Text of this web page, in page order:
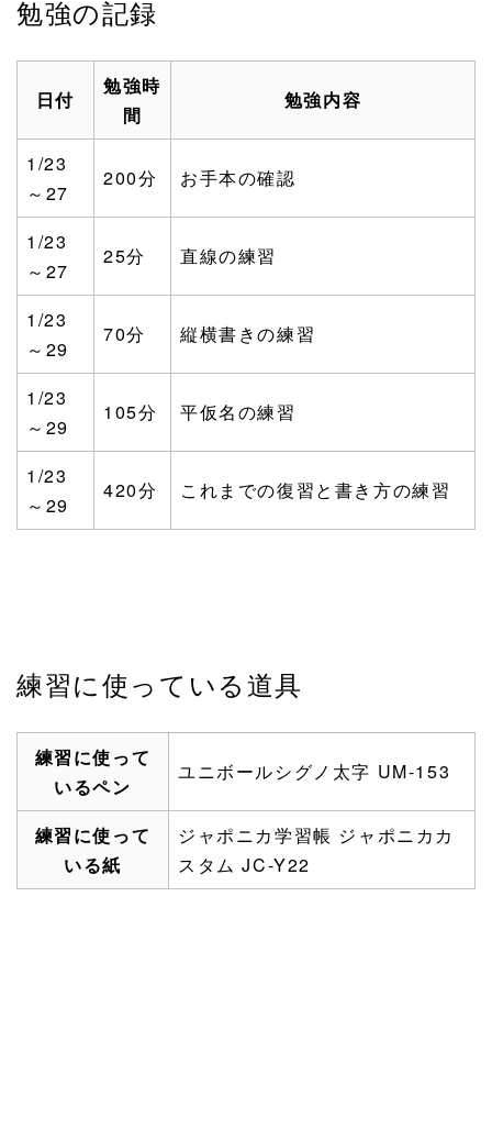
勉強の記録
日付
勉強時
間
勉強内容
1/23
～27
200分 お手本の確認
1/23
～27
25分 直線の練習
1/23
～29
70分 縦横書きの練習
1/23
～29
105分 平仮名の練習
1/23
～29
420分 これまでの復習と書き方の練習
練習に使っている道具
練習に使って
いるペン
ユニボールシグノ太字 UM-153
練習に使って
いる紙
ジャポニカ学習帳 ジャポニカカ
スタム JC-Y22